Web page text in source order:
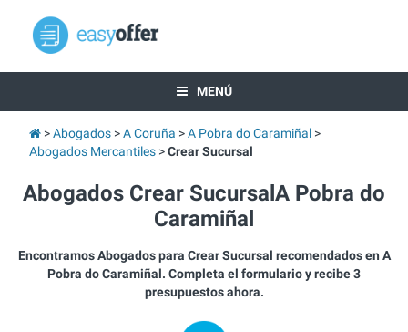
MENÚ
Abogados A Coruña
A Pobra do Caramiñal
Abogados Mercantiles
Crear Sucursal
Abogados Crear SucursalA Pobra do
Caramiñal
Encontramos Abogados para Crear Sucursal recomendados en A
Pobra do Caramiñal. Completa el formulario y recibe 3
presupuestos ahora.